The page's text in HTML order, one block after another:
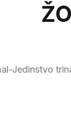
Jedinstvo